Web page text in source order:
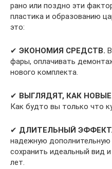
рано или поздно эти
пластика и образованию
это:
✔ ЭКОНОМИЯ СРЕДСТВ.
фары, оплачивать
нового комплекта.
✔ ВЫГЛЯДЯТ, КАК
Как будто вы только что
✔ ДЛИТЕЛЬНЫЙ ЭФФЕКТ.
надежную
сохранить идеальный вид
лет.